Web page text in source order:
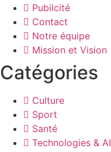
Pubilcité
Contact
Notre équipe
Mission et Vision
Catégories
Culture
Sport
Santé
Technologies & AI